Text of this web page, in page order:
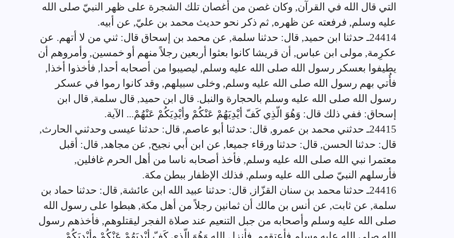
التي قال الله في القرآن, وكان غصن من أغصان تلك الشجرة على ظهر النبيّ صلى الله
عليه وسلم, فرفعته عن ظهره, ثم ذكر نحو حديث محمد بن عليّ, عن أبيه.
24414ـ حدثنا ابن حميد, قال: حدثنا سلمة, عن محمد بن إسحاق قال: ثني من لا أتهم. عن
عكرِمة, مولى ابن عباس, أن قريشا كانوا بعثوا أربعين رجلاً منهم أو خمسين, وأمروهم أن
يطيفوا بعسكر رسول الله صلى الله عليه وسلم, ليصيبوا من أصحابه أحدا, فأخذوا أخذا,
فأُتي بهم رسول الله صلى الله عليه وسلم, وخلى سبيلهم, وقد كانوا رموا في عسكر
رسول الله صلى الله عليه وسلم بالحجارة والنبل. قال ابن حميد, قال سلمة, قال ابن
إسحاق: ففي ذلك قال: وَهُوَ الّذِي كَفّ أيْدِيَهُمْ عَنْكُمْ وأيْدِيَكُمْ عَنْهُمْ... الآية.
24415ـ حدثني محمد بن عمرو, قال: حدثنا أبو عاصم, قال: حدثنا عيسى وحدثني الحارث,
قال: حدثنا الحسن, قال: حدثنا ورقاء جميعا, عن ابن أبي نجيح, عن مجاهد, قال: أقبل
معتمرا نبي الله صلى الله عليه وسلم, فأخذ أصحابه ناسا من أهل الحرم غافلين,
فأرسلهم النبيّ صلى الله عليه وسلم, فذلك الإظفار ببطن مكة.
24416ـ حدثنا محمد بن سنان القزّاز, قال: حدثنا عبيد الله ابن عائشة, قال: حدثنا حماد بن
سلمة, عن ثابت, عن أنس بن مالك أن ثمانين رجلاً من أهل مكة, هبطوا على رسول الله
صلى الله عليه وسلم وأصحابه من جبل التنعيم عند صلاة الفجر ليقتلوهم, فأخذهم رسول